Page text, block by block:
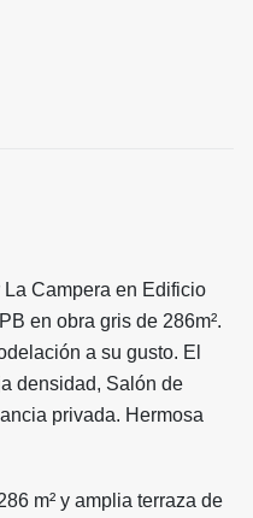
Campera en Edificio
en obra gris de 286m².
a su gusto. El
densidad, Salón de
privada. Hermosa
m² y amplia terraza de